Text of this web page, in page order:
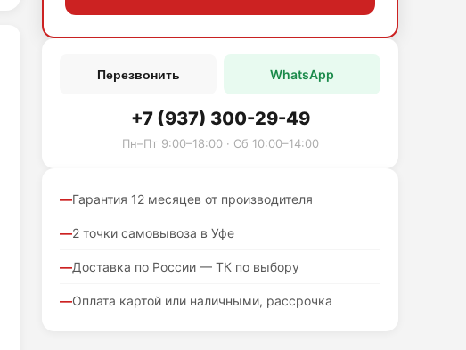
Перезвонить WhatsApp
+7 (937) 300-29-49
Пн–Пт 9:00–18:00 · Сб 10:00–14:00
Гарантия 12 месяцев от производителя
2 точки самовывоза в Уфе
Доставка по России — ТК по выбору
Оплата картой или наличными, рассрочка